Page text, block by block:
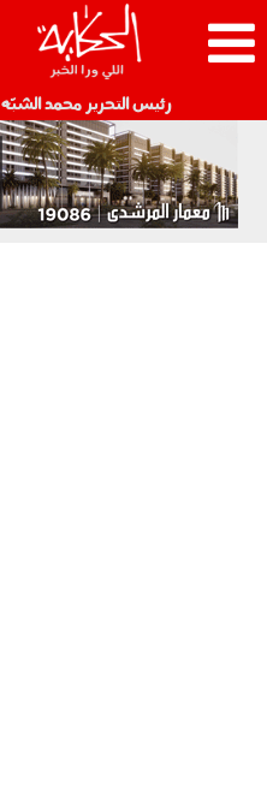
رئيس التحرير محمد الشبّه